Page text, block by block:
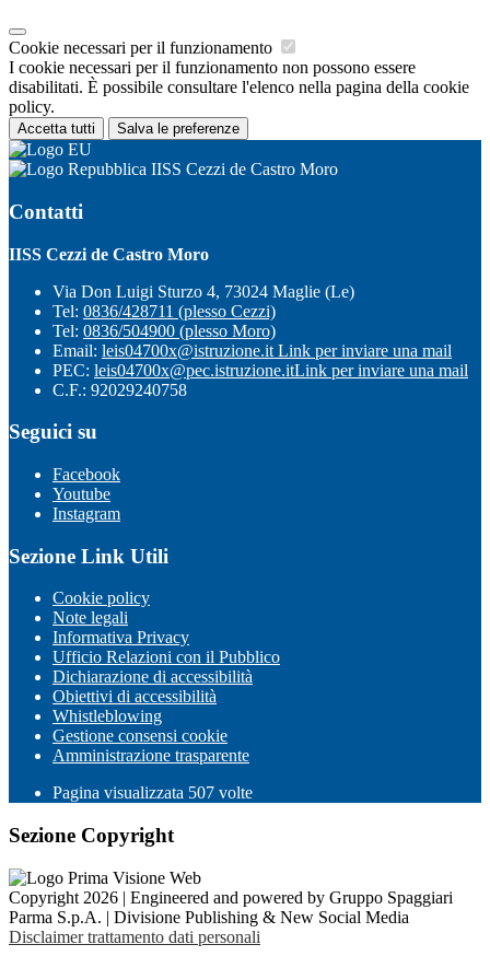
Cookie necessari per il funzionamento
I cookie necessari per il funzionamento non possono essere
disabilitati. È possibile consultare l'elenco nella pagina della cookie
policy.
Accetta tutti Salva le preferenze
IISS Cezzi de Castro Moro
Contatti
IISS Cezzi de Castro Moro
Via Don Luigi Sturzo 4, 73024 Maglie (Le)
Tel: 0836/428711 (plesso Cezzi)
Tel: 0836/504900 (plesso Moro)
Email: leis04700x@istruzione.it Link per inviare una mail
PEC: leis04700x@pec.istruzione.itLink per inviare una mail
C.F.: 92029240758
Seguici su
Facebook
Youtube
Instagram
Sezione Link Utili
Cookie policy
Note legali
Informativa Privacy
Ufficio Relazioni con il Pubblico
Dichiarazione di accessibilità
Obiettivi di accessibilità
Whistleblowing
Gestione consensi cookie
Amministrazione trasparente
Pagina visualizzata 507 volte
Sezione Copyright
Copyright 2026 | Engineered and powered by Gruppo Spaggiari
Parma S.p.A. | Divisione Publishing & New Social Media
Disclaimer trattamento dati personali